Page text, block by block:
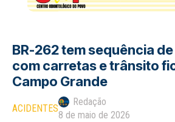
BR-262 tem sequência
com carretas e trânsito
Campo Grande
ACIDENTES
Redação
8 de maio de 2026